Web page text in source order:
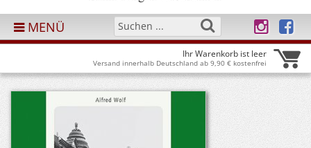
MENÜ
Ihr Warenkorb ist leer
Versand innerhalb Deutschland ab 9,90 € kostenfrei